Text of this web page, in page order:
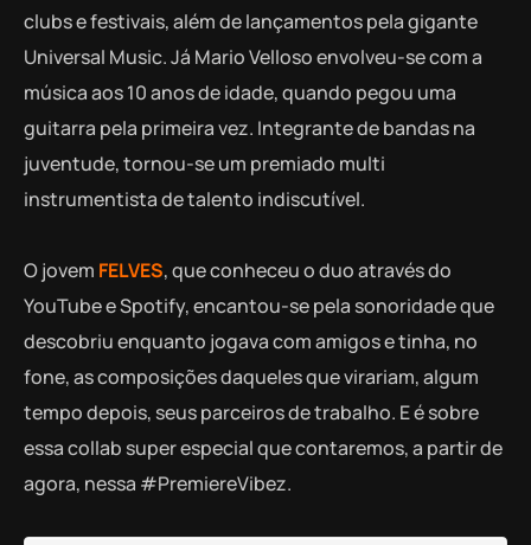
clubs e festivais, além de lançamentos pela gigante
Universal Music. Já Mario Velloso envolveu-se com a
música aos 10 anos de idade, quando pegou uma
guitarra pela primeira vez. Integrante de bandas na
juventude, tornou-se um premiado multi
instrumentista de talento indiscutível.
O jovem FELVES, que conheceu o duo através do
YouTube e Spotify, encantou-se pela sonoridade que
descobriu enquanto jogava com amigos e tinha, no
fone, as composições daqueles que virariam, algum
tempo depois, seus parceiros de trabalho. E é sobre
essa collab super especial que contaremos, a partir de
agora, nessa #PremiereVibez.